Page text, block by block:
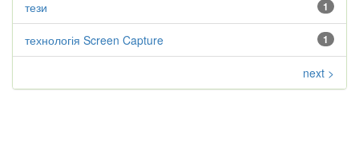
1
тези
1
технологія Screen Capture
next >